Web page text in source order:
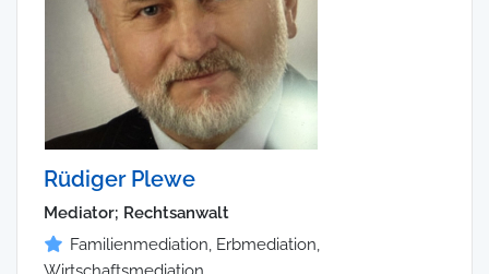
Rüdiger Plewe
Mediator; Rechtsanwalt
Familienmediation, Erbmediation,